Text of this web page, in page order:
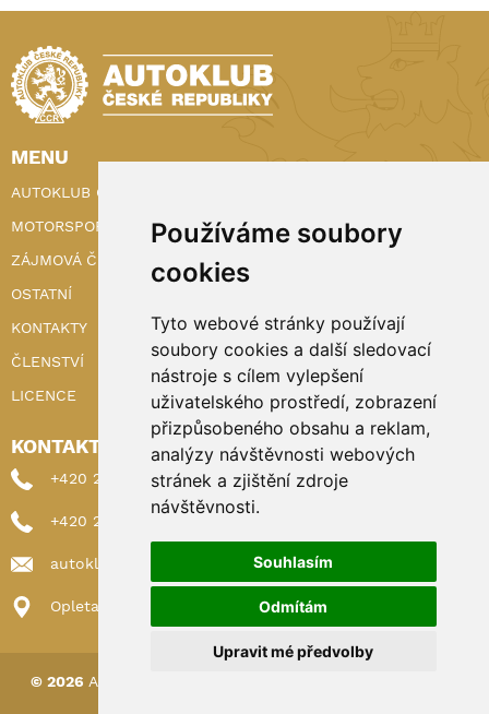
Používáme soubory
cookies
Tyto webové stránky používají
soubory cookies a další sledovací
nástroje s cílem vylepšení
uživatelského prostředí, zobrazení
přizpůsobeného obsahu a reklam,
analýzy návštěvnosti webových
stránek a zjištění zdroje
návštěvnosti.
Souhlasím
Odmítám
Upravit mé předvolby
MENU
AUTOKLUB ČR
MOTORSPORT
ZÁJMOVÁ ČINNOST
OSTATNÍ
KONTAKTY
ČLENSTVÍ
LICENCE
KONTAKTY
+420 222 898 224 (sekretariat)
+420 222 898 221 (členství)
autoklub@autoklub.cz
Opletalova 1337/29, 110 00 Praha 1
© 2026 AUTOKLUB ČESKÉ REPUBLIKY